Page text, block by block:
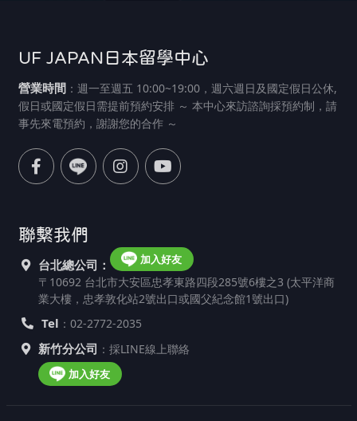
UF JAPAN日本留學中心
營業時間 ：週一至週五 10:00~19:00，週六週日及國定假日公休,
假日或國定假日需提前預約安排 ～ 本中心來訪諮詢採預約制，請
事先來電預約，謝謝您的合作 ～
聯繫我們
台北總公司： 加入好友
〒10692 台北市大安區忠孝東路四段285號6樓之3 (太平洋商
業大樓，忠孝敦化站2號出口或國父紀念館1號出口)
Tel ：02-2772-2035
新竹分公司 ：採LINE線上聯絡
加入好友